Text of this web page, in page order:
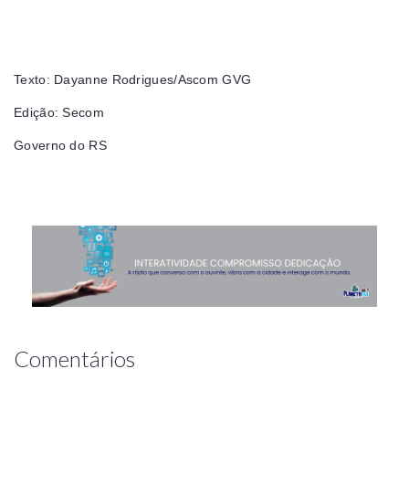
Texto: Dayanne Rodrigues/Ascom GVG
Edição: Secom
Governo do RS
Comentários